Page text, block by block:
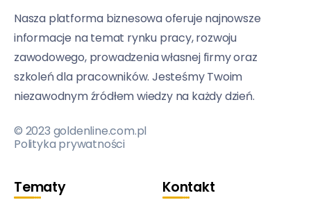
Nasza platforma biznesowa oferuje najnowsze
informacje na temat rynku pracy, rozwoju
zawodowego, prowadzenia własnej firmy oraz
szkoleń dla pracowników. Jesteśmy Twoim
niezawodnym źródłem wiedzy na każdy dzień.
© 2023 goldenline.com.pl
Polityka prywatności
Tematy Kontakt